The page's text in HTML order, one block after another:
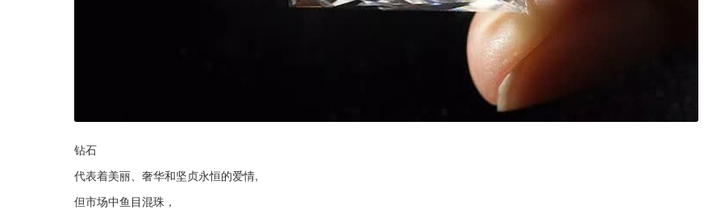
钻石
代表着美丽、奢华和坚贞永恒的爱情,
但市场中鱼目混珠，